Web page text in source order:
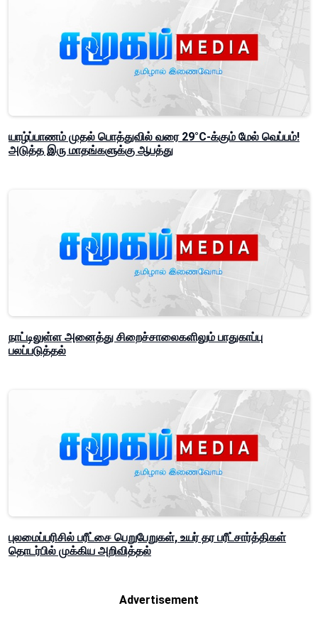
யாழ்ப்பாணம் முதல் பொத்துவில் வரை 29°C-க்கும் மேல் வெப்பம்!
அடுத்த இரு மாதங்களுக்கு ஆபத்து
நாட்டிலுள்ள அனைத்து சிறைச்சாலைகளிலும் பாதுகாப்பு
பலப்படுத்தல்
புலமைப்பரிசில் பரீட்சை பெறுபேறுகள், உயர் தர பரீட்சார்த்திகள்
தொடர்பில் முக்கிய அறிவித்தல்
Advertisement